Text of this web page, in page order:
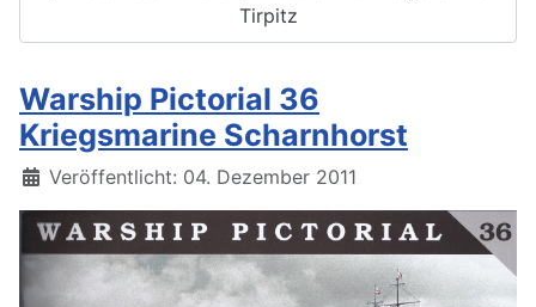
Tirpitz
Warship Pictorial 36
Kriegsmarine Scharnhorst
Details
Veröffentlicht: 04. Dezember 2011